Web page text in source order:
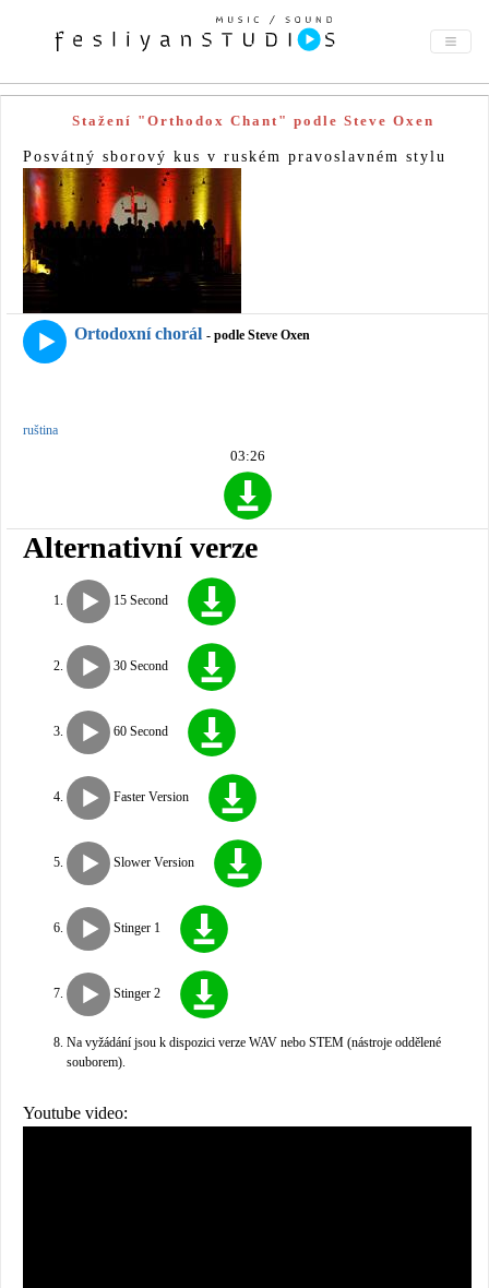
Stažení "Orthodox Chant" podle Steve Oxen
Posvátný sborový kus v ruském pravoslavném stylu
Ortodoxní chorál - podle Steve Oxen
ruština
03:26
Alternativní verze
15 Second
30 Second
60 Second
Faster Version
Slower Version
Stinger 1
Stinger 2
Na vyžádání jsou k dispozici verze WAV nebo STEM (nástroje oddělené
souborem).
Youtube video: